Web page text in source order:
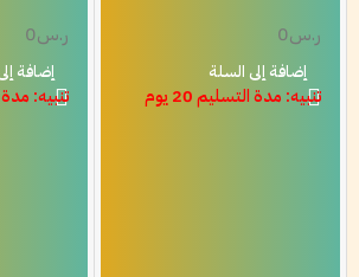
ر.س0
إضافة إلى السلة
تنبيه: مدة التسليم 20 يوم
ر.س0
إضافة
تنبيه: مدة